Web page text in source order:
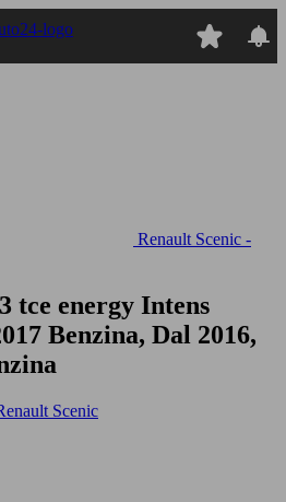
Renault Scenic -
tce energy Intens
Benzina, Dal 2016,
Scenic